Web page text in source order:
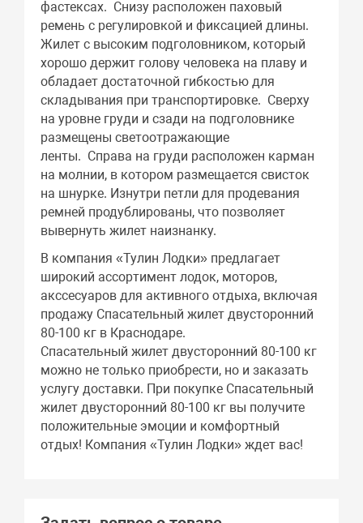
фастексах. Снизу расположен паховый
ремень с регулировкой и фиксацией длины.
Жилет с высоким подголовником, который
хорошо держит голову человека на плаву и
обладает достаточной гибкостью для
складывания при транспортировке. Сверху
на уровне груди и сзади на подголовнике
размещены светоотражающие
ленты. Справа на груди расположен карман
на молнии, в котором размещается свисток
на шнурке. Изнутри петли для продевания
ремней продублированы, что позволяет
вывернуть жилет наизнанку.
В компания «Тулин Лодки» предлагает
широкий ассортимент лодок, моторов,
акссесуаров для активного отдыха, включая
продажу Спасательный жилет двусторонний
80-100 кг в Краснодаре.
Спасательный жилет двусторонний 80-100 кг
можно не только приобрести, но и заказать
услугу доставки. При покупке Спасательный
жилет двусторонний 80-100 кг вы получите
положительные эмоции и комфортный
отдых! Компания «Тулин Лодки» ждет вас!